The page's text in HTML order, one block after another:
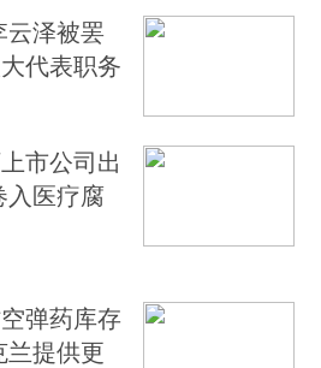
云泽被罢
代表职务
市公司出
入医疗腐
弹药库存
兰提供更